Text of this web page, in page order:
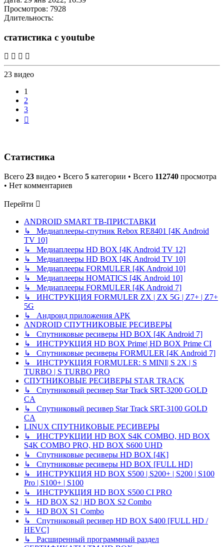
Просмотров: 7928
Длительность:
статистика с youtube
23 видео
1
2
3
Статистика
Всего 23 видео • Всего 5 категории • Всего 112740 просмотра
• Нет комментариев
Перейти
ANDROID SMART ТВ-ПРИСТАВКИ
↳ Медиаплееры-спутник Rebox RE8401 [4K Android
TV 10]
↳ Медиаплееры HD BOX [4K Android TV 12]
↳ Медиаплееры HD BOX [4K Android TV 10]
↳ Медиаплееры FORMULER [4K Android 10]
↳ Медиаплееры HOMATICS [4K Android 10]
↳ Медиаплееры FORMULER [4K Android 7]
↳ ИНСТРУКЦИЯ FORMULER ZX | ZX 5G | Z7+ | Z7+
5G
↳ Андроид приложения APK
ANDROID СПУТНИКОВЫЕ РЕСИВЕРЫ
↳ Спутниковые ресиверы HD BOX [4K Android 7]
↳ ИНСТРУКЦИЯ HD BOX Prime| HD BOX Prime CI
↳ Спутниковые ресиверы FORMULER [4K Android 7]
↳ ИНСТРУКЦИЯ FORMULER: S MINI| S 2X | S
TURBO | S TURBO PRO
СПУТНИКОВЫЕ РЕСИВЕРЫ STAR TRACK
↳ Спутниковый ресивер Star Track SRT-3200 GOLD
CA
↳ Спутниковый ресивер Star Track SRT-3100 GOLD
CA
LINUX СПУТНИКОВЫЕ РЕСИВЕРЫ
↳ ИНСТРУКЦИИ HD BOX S4K COMBO, HD BOX
S4K COMBO PRO, HD BOX S600 UHD
↳ Спутниковые ресиверы HD BOX [4K]
↳ Спутниковые ресиверы HD BOX [FULL HD]
↳ ИНСТРУКЦИЯ HD BOX S500 | S200+ | S200 | S100
Pro | S100+ | S100
↳ ИНСТРУКЦИЯ HD BOX S500 CI PRO
↳ HD BOX S2 | HD BOX S2 Combo
↳ HD BOX S1 Combo
↳ Спутниковый ресивер HD BOX S400 [FULL HD /
HEVC]
↳ Расширенный программный раздел